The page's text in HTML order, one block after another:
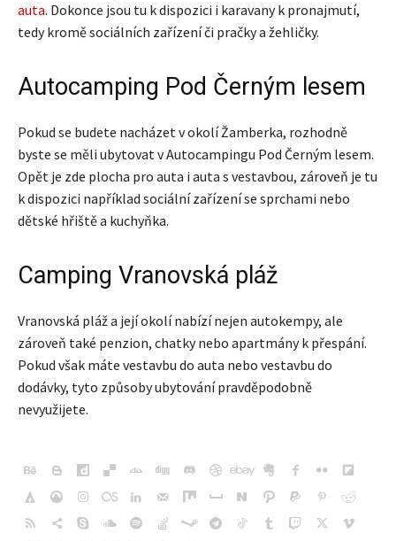
auta. Dokonce jsou tu k dispozici i karavany k pronajmutí,
tedy kromě sociálních zařízení či pračky a žehličky.
Autocamping Pod Černým lesem
Pokud se budete nacházet v okolí Žamberka, rozhodně
byste se měli ubytovat v Autocampingu Pod Černým lesem.
Opět je zde plocha pro auta i auta s vestavbou, zároveň je tu
k dispozici například sociální zařízení se sprchami nebo
dětské hřiště a kuchyňka.
Camping Vranovská pláž
Vranovská pláž a její okolí nabízí nejen autokempy, ale
zároveň také penzion, chatky nebo apartmány k přespání.
Pokud však máte vestavbu do auta nebo vestavbu do
dodávky, tyto způsoby ubytování pravděpodobně
nevyužijete.